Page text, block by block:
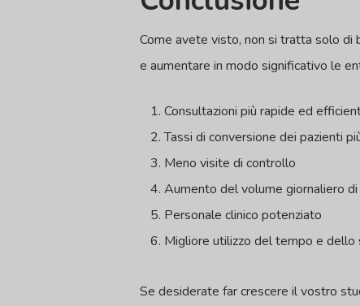
Come avete visto, non si tratta solo di
e aumentare in modo significativo le
Consultazioni più rapide ed
Tassi di conversione dei pazienti
Meno visite di controllo
Aumento del volume giornaliero di
Personale clinico potenziato
Migliore utilizzo del tempo e dello
Se desiderate far crescere il vostro